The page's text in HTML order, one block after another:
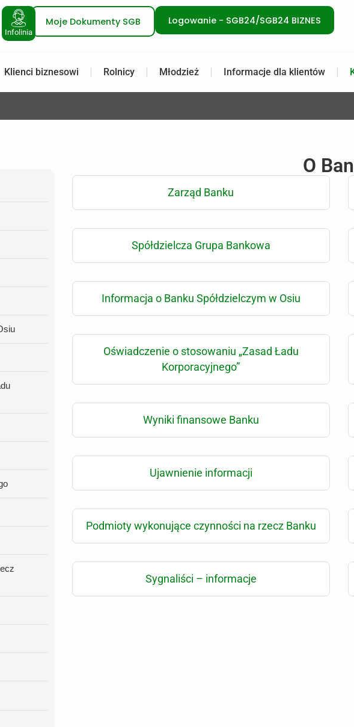
Moje Dokumenty SGB Logowanie - SGB24/SGB24 BIZNES
Infolinia
Klienci biznesowi Rolnicy Młodzież Informacje dla klientów
O
Zarząd Banku
Spółdzielcza Grupa Bankowa
Informacja o Banku Spółdzielczym w Osiu
Oświadczenie o stosowaniu „Zasad Ładu
Korporacyjnego”
Wyniki finansowe Banku
Ujawnienie informacji
Podmioty wykonujące czynności na rzecz Banku
Sygnaliści – informacje